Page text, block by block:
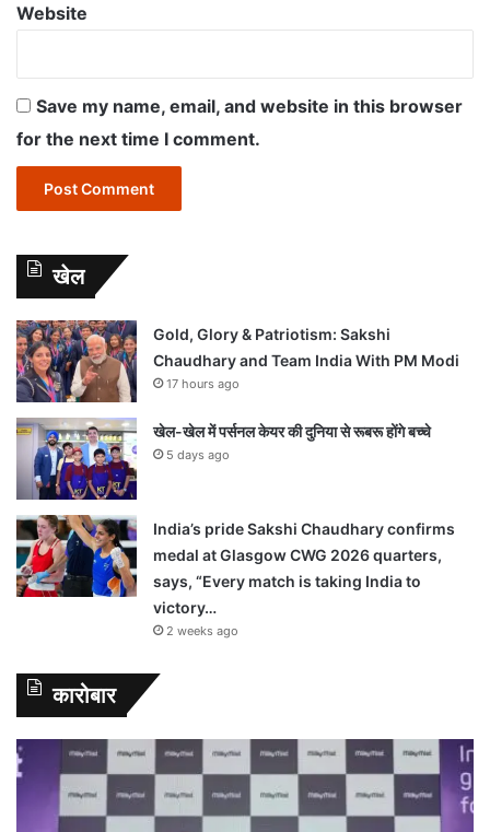
Website
Save my name, email, and website in this browser
for the next time I comment.
खेल
Gold, Glory & Patriotism: Sakshi
Chaudhary and Team India With PM Modi
17 hours ago
खेल-खेल में पर्सनल केयर की दुनिया से रूबरू होंगे बच्चे
5 days ago
India’s pride Sakshi Chaudhary confirms
medal at Glasgow CWG 2026 quarters,
says, “Every match is taking India to
victory…
2 weeks ago
कारोबार